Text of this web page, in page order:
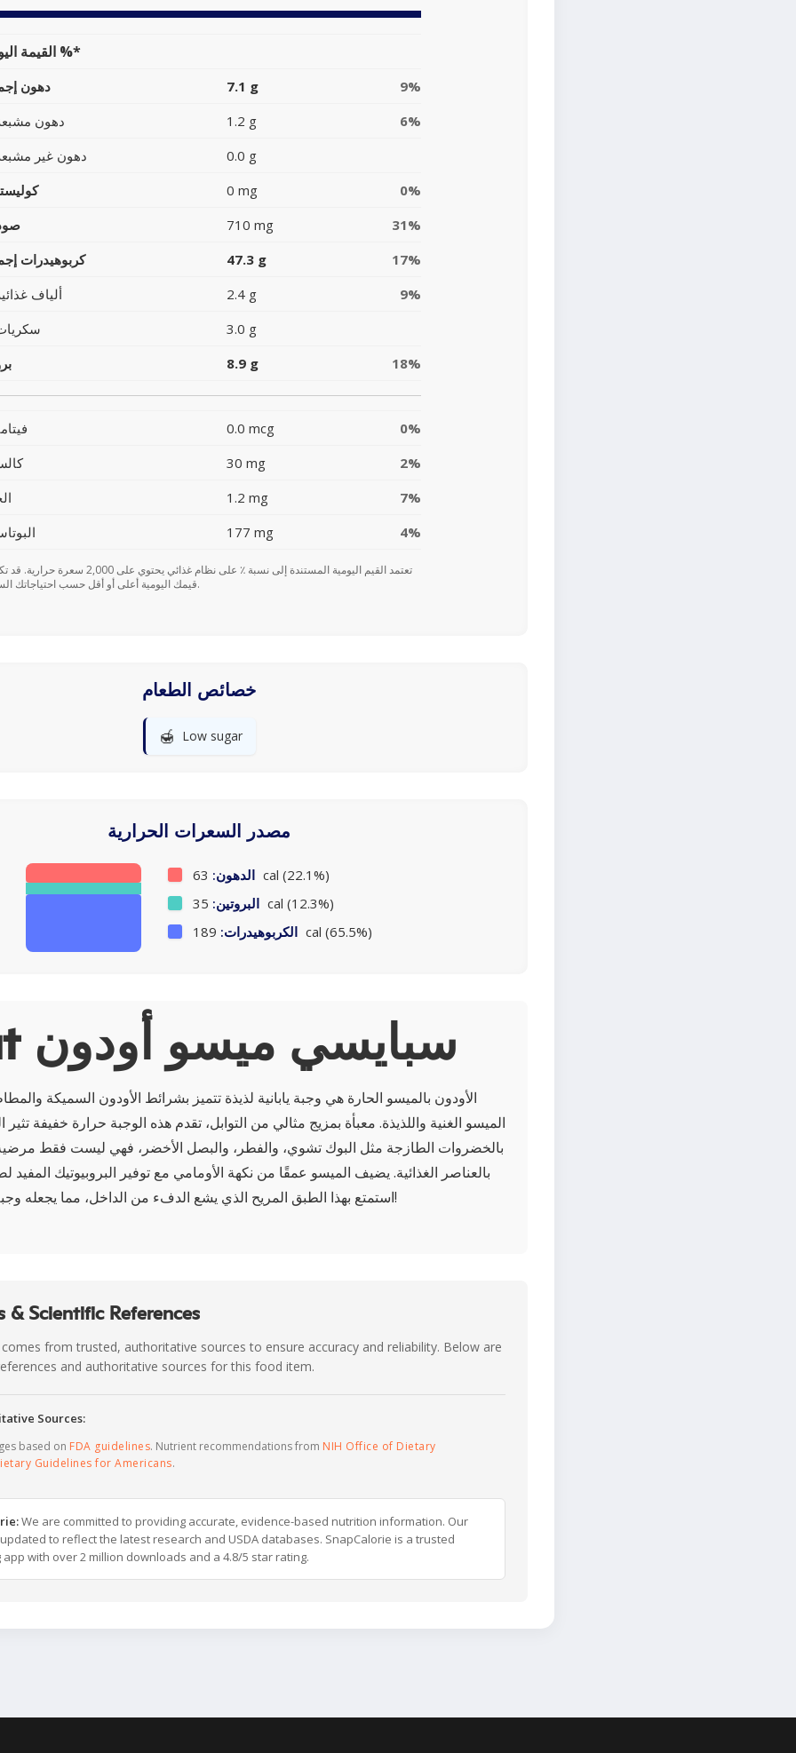
القيمة اليومية %*
دهون 7.1 g
9%
دهون
1.2 g
6%
دهون غير
0.0 g
0 mg
0%
710 mg
31%
كربوهيدرات
47.3 g
17%
ألياف
2.4 g
9%
3.0 g
8.9 g 18%
0.0 mcg
0%
30 mg
2%
1.2 mg
7%
177 mg 4%
قيمك اليومية أعلى أو أقل حسب احتياجاتك السعرية.
خصائص الطعام
🍯 Low sugar
مصدر السعرات الحرارية
الدهون: 63 cal (22.1%)
البروتين: 35 cal (12.3%)
الكربوهيدرات: 189 cal (65.5%)
About سبايسي ميسو أودون
الأودون بالميسو الحارة هي وجبة يابانية لذيذة تتميز بشرائط الأودون السميكة
الميسو الغنية واللذيذة. معبأة بمزيج مثالي من التوابل، تقدم هذه الوجبة حرارة خفيفة تثير
بالخضروات الطازجة مثل البوك تشوي، والفطر، والبصل الأخضر، فهي ليست فقط مرضية
بالعناصر الغذائية. يضيف الميسو عمقًا من نكهة الأومامي مع توفير البروبيوتيك
استمتع بهذا الطبق المريح الذي يشع الدفء من الداخل، مما يجعله وجبة مثالية لأي مناسبة!
& Scientific References
from trusted, authoritative sources to ensure accuracy and reliability. Below are
and authoritative sources for this food item.
Sources:
based on FDA guidelines. Nutrient recommendations from NIH Office of Dietary
Guidelines for Americans.
We are committed to providing accurate, evidence-based nutrition information. Our
to reflect the latest research and USDA databases. SnapCalorie is a trusted
with over 2 million downloads and a 4.8/5 star rating.